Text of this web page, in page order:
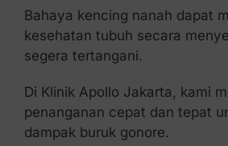
Bahaya kencing nanah dapat
kesehatan tubuh secara
segera tertangani.
Di Klinik Apollo Jakarta, kami
penanganan cepat dan tepat
dampak buruk gonore.